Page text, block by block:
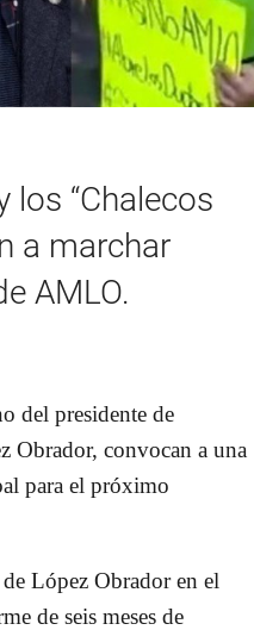
los “Chalecos
a marchar
AMLO.
del presidente de
Obrador, convocan a una
para el próximo
López Obrador en el
de seis meses de